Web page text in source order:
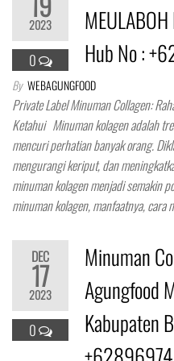
2023
0
Hub No :
By WEBAGUNGFOOD
Private Label Minuman Collagen:
Ketahui Minuman kolagen adalah
mencuri perhatian banyak orang.
mengurangi keriput, dan
minuman kolagen menjadi semakin
minuman kolagen, manfaatnya,
DEC
17
2023
0
Minuman
Agungfood
Kabupaten